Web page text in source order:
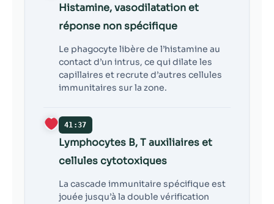
Histamine, vasodilatation et
réponse non spécifique
Le phagocyte libère de l’histamine au
contact d’un intrus, ce qui dilate les
capillaires et recrute d’autres cellules
immunitaires sur la zone.
41:37
Lymphocytes B, T auxiliaires et
cellules cytotoxiques
La cascade immunitaire spécifique est
jouée jusqu’à la double vérification